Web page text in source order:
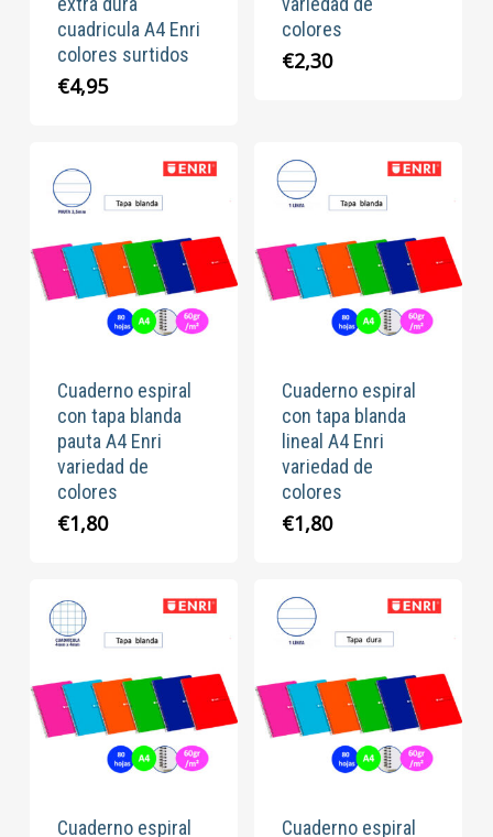
cuadricula A4 Enri
colores surtidos
€4,95
colores
€2,30
Cuaderno espiral
con tapa blanda
pauta A4 Enri
variedad de
colores
€1,80
Cuaderno espiral
con tapa blanda
lineal A4 Enri
variedad de
colores
€1,80
Cuaderno espiral
Cuaderno espiral